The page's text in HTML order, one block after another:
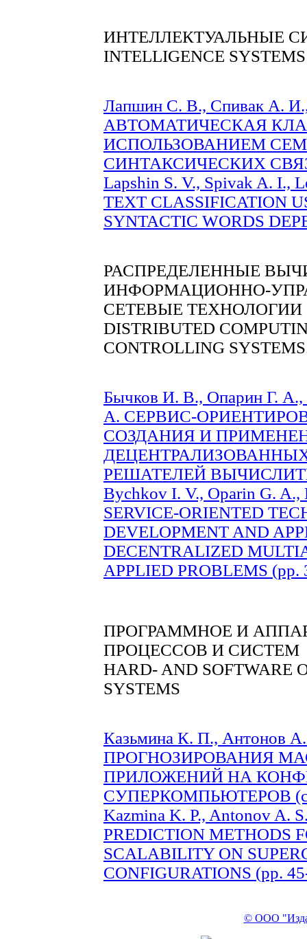
ИНТЕЛЛЕКТУАЛЬНЫЕ
INTELLIGENCE SYSTEMS
Лапшин С. В., Спивак А.
АВТОМАТИЧЕСКАЯ
ИСПОЛЬЗОВАНИЕМ
СИНТАКСИЧЕСКИХ
Lapshin S. V., Spivak A. I.,
TEXT CLASSIFICATION
SYNTACTIC WORDS
РАСПРЕДЕЛЕННЫЕ
ИНФОРМАЦИОННО-
СЕТЕВЫЕ ТЕХНОЛОГИИ
DISTRIBUTED
CONTROLLING
Бычков И. В., Опарин Г.
А. СЕРВИС-
СОЗДАНИЯ И
РЕШАТЕЛЕЙ
Bychkov I. V., Oparin G. A.,
SERVICE-ORIENTED
DEVELOPMENT AND
DECENTRALIZED
APPLIED PROBLEMS (pp.
ПРОГРАММНОЕ И
ПРОЦЕССОВ И СИСТЕМ
HARD- AND SOFTWARE
SYSTEMS
Казьмина К. П.,
ПРОГНОЗИРОВАНИЯ
ПРИЛОЖЕНИЙ НА
СУПЕРКОМПЬЮТЕРОВ (с.
Kazmina K. P., Antonov A.
PREDICTION METHODS
SCALABILITY ON
CONFIGURATIONS (pp.
© ООО